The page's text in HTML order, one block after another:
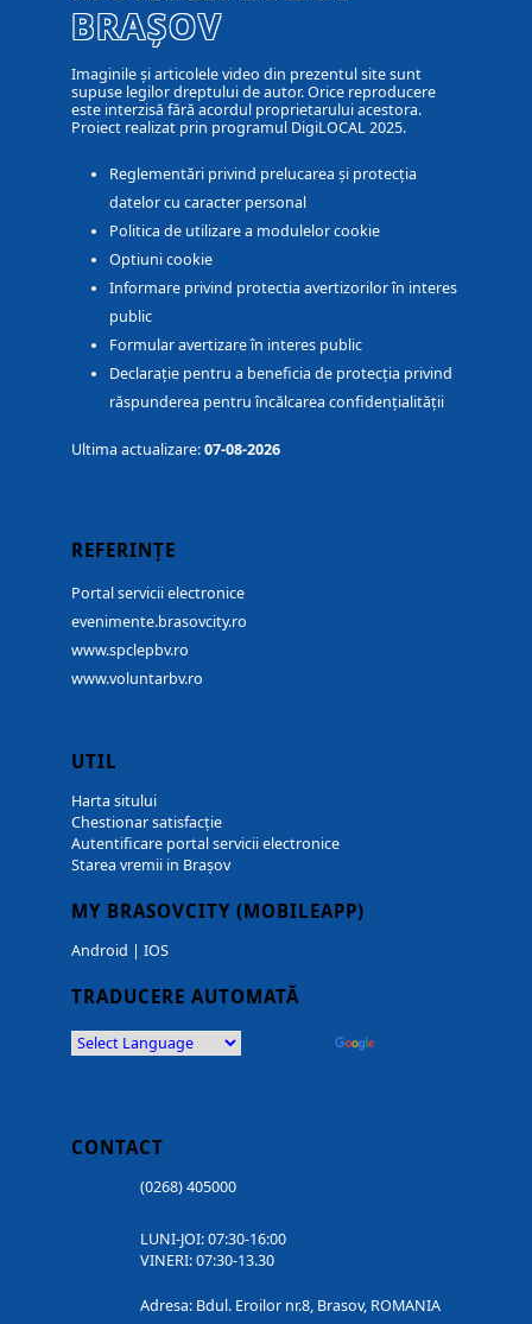
BRAȘOV
Imaginile și articolele video din prezentul site sunt
supuse legilor dreptului de autor. Orice reproducere
este interzisă fără acordul proprietarului acestora.
Proiect realizat prin programul DigiLOCAL 2025.
Reglementări privind prelucarea și protecția
datelor cu caracter personal
Politica de utilizare a modulelor cookie
Optiuni cookie
Informare privind protectia avertizorilor în interes
public
Formular avertizare în interes public
Declarație pentru a beneficia de protecția privind
răspunderea pentru încălcarea confidențialității
Ultima actualizare:07-08-2026
REFERINȚE
Portal servicii electronice
evenimente.brasovcity.ro
www.spclepbv.ro
www.voluntarbv.ro
UTIL
Harta sitului
Chestionar satisfacție
Autentificare portal servicii electronice
Starea vremii in Brașov
MY BRASOVCITY (MOBILEAPP)
Android | IOS
TRADUCERE AUTOMATĂ
CONTACT
(0268) 405000
LUNI-JOI: 07:30-16:00
VINERI: 07:30-13.30
Adresa: Bdul. Eroilor nr.8, Brasov, ROMANIA